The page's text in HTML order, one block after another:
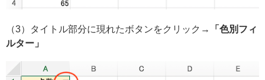
（3）タイトル部分に現れたボタンをクリック→
「色別フィ
ルター」